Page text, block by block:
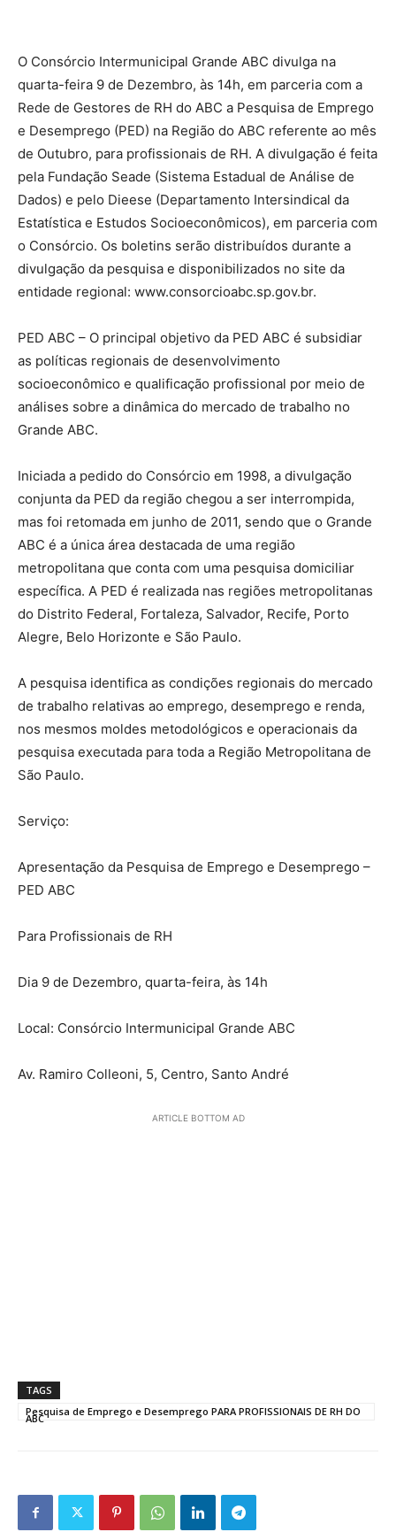
O Consórcio Intermunicipal Grande ABC divulga na
quarta-feira 9 de Dezembro, às 14h, em parceria com a
Rede de Gestores de RH do ABC a Pesquisa de Emprego
e Desemprego (PED) na Região do ABC referente ao mês
de Outubro, para profissionais de RH. A divulgação é feita
pela Fundação Seade (Sistema Estadual de Análise de
Dados) e pelo Dieese (Departamento Intersindical da
Estatística e Estudos Socioeconômicos), em parceria com
o Consórcio. Os boletins serão distribuídos durante a
divulgação da pesquisa e disponibilizados no site da
entidade regional: www.consorcioabc.sp.gov.br.
PED ABC – O principal objetivo da PED ABC é subsidiar
as políticas regionais de desenvolvimento
socioeconômico e qualificação profissional por meio de
análises sobre a dinâmica do mercado de trabalho no
Grande ABC.
Iniciada a pedido do Consórcio em 1998, a divulgação
conjunta da PED da região chegou a ser interrompida,
mas foi retomada em junho de 2011, sendo que o Grande
ABC é a única área destacada de uma região
metropolitana que conta com uma pesquisa domiciliar
específica. A PED é realizada nas regiões metropolitanas
do Distrito Federal, Fortaleza, Salvador, Recife, Porto
Alegre, Belo Horizonte e São Paulo.
A pesquisa identifica as condições regionais do mercado
de trabalho relativas ao emprego, desemprego e renda,
nos mesmos moldes metodológicos e operacionais da
pesquisa executada para toda a Região Metropolitana de
São Paulo.
Serviço:
Apresentação da Pesquisa de Emprego e Desemprego –
PED ABC
Para Profissionais de RH
Dia 9 de Dezembro, quarta-feira, às 14h
Local: Consórcio Intermunicipal Grande ABC
Av. Ramiro Colleoni, 5, Centro, Santo André
ARTICLE BOTTOM AD
TAGS
Pesquisa de Emprego e Desemprego PARA PROFISSIONAIS DE RH DO